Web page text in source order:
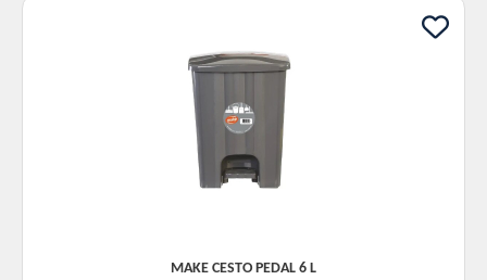
MAKE CESTO PEDAL 6 L